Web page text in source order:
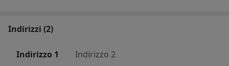
Indirizzi (2)
Indirizzo 1 Indirizzo 2